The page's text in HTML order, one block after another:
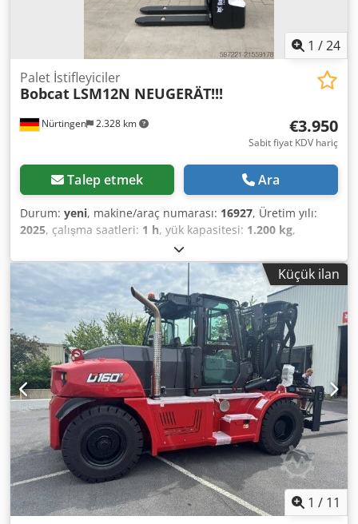
1 /24
Nürtingen 2.328 km
Palet İstifleyiciler
Bobcat LSM12N NEUGERÄT!!!
€3.950
Sabit fiyat KDV hariç
Talep etmek Ara
Durum: yeni, makine/araç numarası: 16927, Üretim yılı:
2025, çalışma saatleri: 1 h, yük kapasitesi: 1.200 kg,
3.620 mm, yük merkezi:
türü:elektrikli, direk tipi:simpleks, inşaat yüksekliği:
2.280 mm, batarya voltajı: 24 V, çatalların uzunluğu:1.150
, toplam ağırlık:576 kg, 5108763 Seri Numarası:
OBWNL-003130 Cedpoyv S Rmofx Af Esrf Akü Özellikleri:
24V 60Ah
Küçük ilan
1 / 11